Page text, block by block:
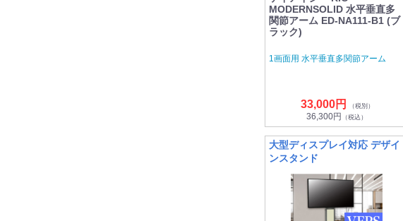
MODERNSOLID 水平垂直多
関節アーム ED-NA111-B1 (ブ
ラック)
1画面用 水平垂直多関節アーム
33,000円 （税別）
36,300円 （税込）
大型ディスプレイ対応 デザイ
ンスタンド